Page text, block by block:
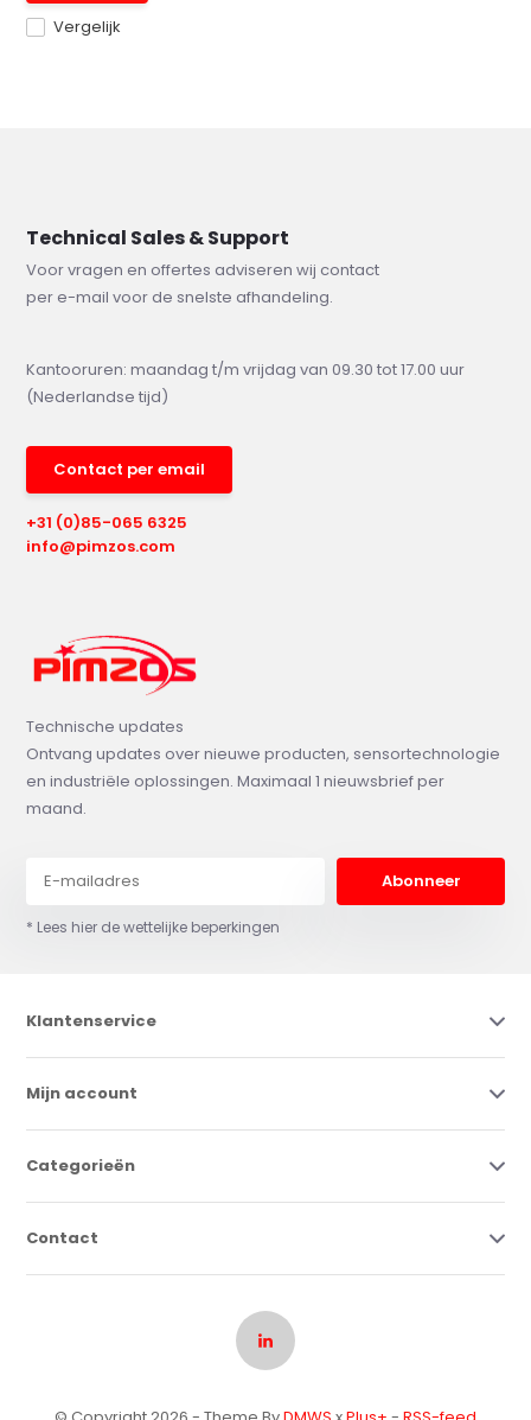
Vergelijk
Technical Sales & Support
Voor vragen en offertes adviseren wij contact
per e-mail voor de snelste afhandeling.
Kantooruren: maandag t/m vrijdag van 09.30 tot 17.00 uur
(Nederlandse tijd)
Contact per email
+31 (0)85-065 6325
info@pimzos.com
Technische updates
Ontvang updates over nieuwe producten, sensortechnologie
en industriële oplossingen. Maximaal 1 nieuwsbrief per
maand.
Abonneer
* Lees hier de wettelijke beperkingen
Klantenservice
Mijn account
Categorieën
Contact